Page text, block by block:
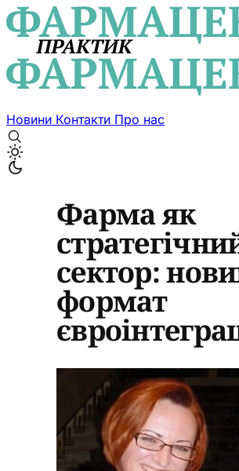
Новини Контакти Про нас
Фарма як
сектор:
формат